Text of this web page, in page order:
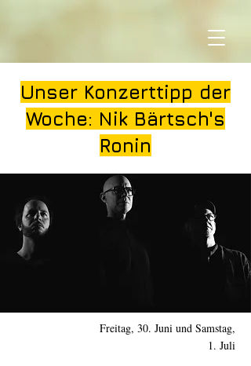
Unser Konzerttipp der
Woche: Nik Bärtsch's
Ronin
Freitag, 30. Juni und Samstag,
1. Juli